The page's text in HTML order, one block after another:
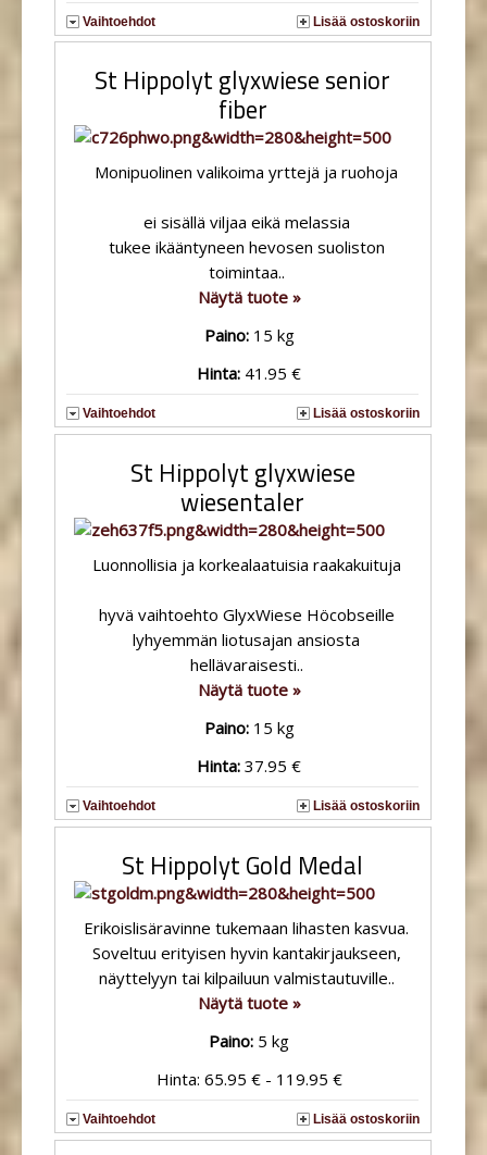
Vaihtoehdot Lisää ostoskoriin
St Hippolyt glyxwiese senior
fiber
Monipuolinen valikoima yrttejä ja ruohoja
ei sisällä viljaa eikä melassia
tukee ikääntyneen hevosen suoliston
toimintaa..
Näytä tuote »
Paino: 15 kg
Hinta: 41.95 €
Vaihtoehdot Lisää ostoskoriin
St Hippolyt glyxwiese
wiesentaler
Luonnollisia ja korkealaatuisia raakakuituja
hyvä vaihtoehto GlyxWiese Höcobseille
lyhyemmän liotusajan ansiosta
hellävaraisesti..
Näytä tuote »
Paino: 15 kg
Hinta:37.95 €
Vaihtoehdot Lisää ostoskoriin
St Hippolyt Gold Medal
Erikoislisäravinne tukemaan lihasten kasvua.
Soveltuu erityisen hyvin kantakirjaukseen,
näyttelyyn tai kilpailuun valmistautuville..
Näytä tuote »
Paino: 5 kg
Hinta: 65.95 € - 119.95 €
Vaihtoehdot Lisää ostoskoriin